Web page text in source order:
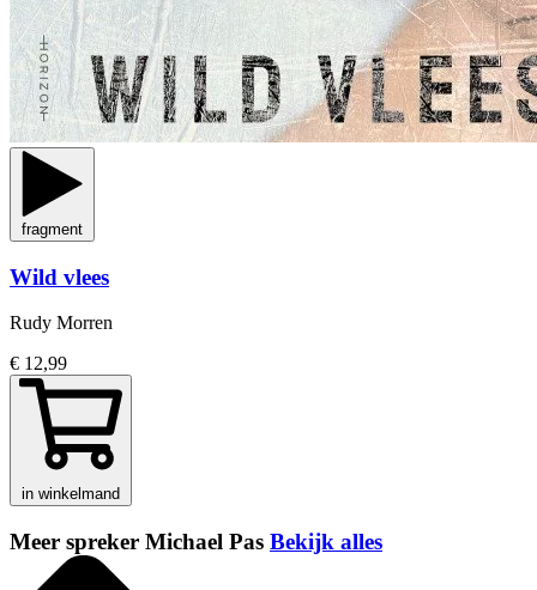
fragment
Wild vlees
Rudy Morren
€ 12,99
in winkelmand
Meer spreker Michael Pas Bekijk alles